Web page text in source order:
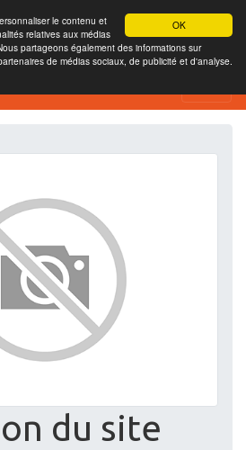
OK
le contenu et
relatives aux médias
partageons également des informations sur
de médias sociaux, de publicité et d'analyse.
du site